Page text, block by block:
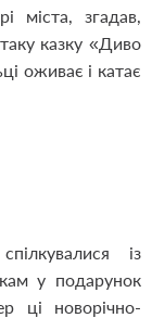
міста, згадав,
казку «Диво
оживає і катає
із
у подарунок
ці новорічно-